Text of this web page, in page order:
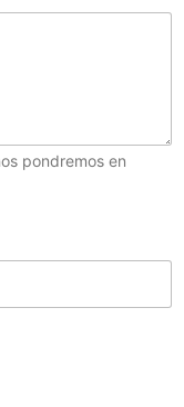
pondremos en